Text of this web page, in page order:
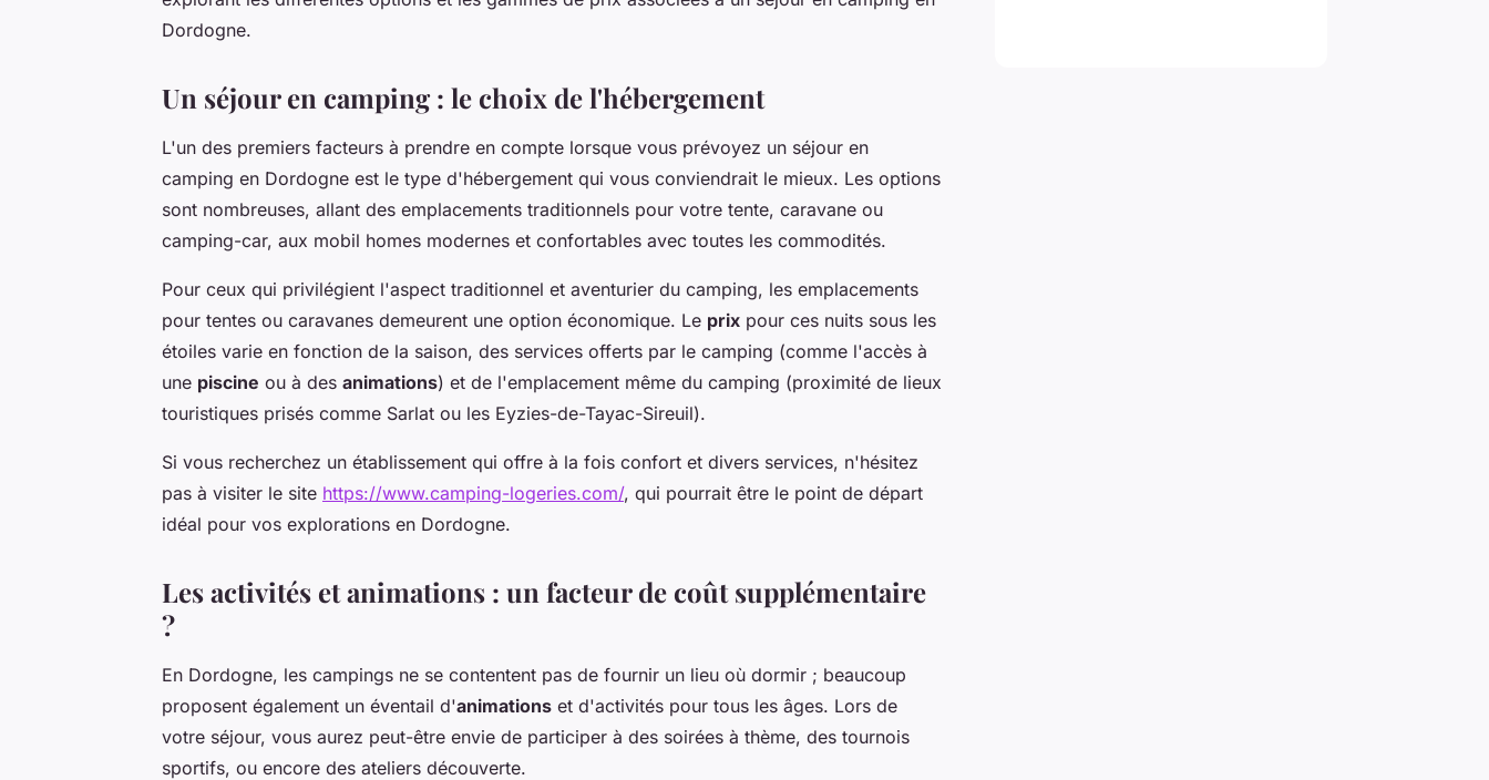
Dordogne.
Un séjour en camping : le choix de l'hébergement
L'un des premiers facteurs à prendre en compte lorsque vous prévoyez un séjour en
camping en Dordogne est le type d'hébergement qui vous conviendrait le mieux. Les options
sont nombreuses, allant des emplacements traditionnels pour votre tente, caravane ou
camping-car, aux mobil homes modernes et confortables avec toutes les commodités.
Pour ceux qui privilégient l'aspect traditionnel et aventurier du camping, les emplacements
pour tentes ou caravanes demeurent une option économique. Le prix pour ces nuits sous les
étoiles varie en fonction de la saison, des services offerts par le camping (comme l'accès à
une piscine ou à des animations) et de l'emplacement même du camping (proximité de lieux
touristiques prisés comme Sarlat ou les Eyzies-de-Tayac-Sireuil).
Si vous recherchez un établissement qui offre à la fois confort et divers services, n'hésitez
pas à visiter le site https://www.camping-logeries.com/, qui pourrait être le point de départ
idéal pour vos explorations en Dordogne.
Les activités et animations : un facteur de coût supplémentaire
?
En Dordogne, les campings ne se contentent pas de fournir un lieu où dormir ; beaucoup
proposent également un éventail d'animations et d'activités pour tous les âges. Lors de
votre séjour, vous aurez peut-être envie de participer à des soirées à thème, des tournois
sportifs, ou encore des ateliers découverte.